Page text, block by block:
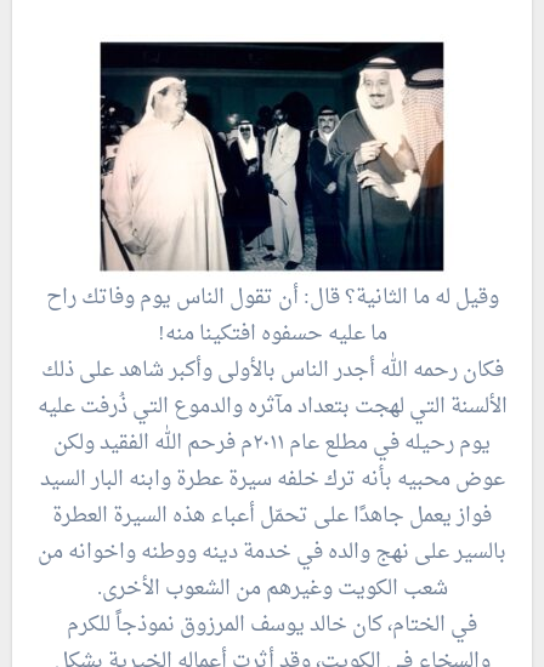
وقيل له ما الثانية؟ قال: أن تقول الناس يوم وفاتك راح
ما عليه حسفوه افتكينا منه!
فكان رحمه الله أجدر الناس بالأولى وأكبر شاهد على ذلك
الألسنة التي لهجت بتعداد مآثره والدموع التي ذُرفت عليه
يوم رحيله في مطلع عام ٢٠١١م فرحم الله الفقيد ولكن
عوض محبيه بأنه ترك خلفه سيرة عطرة وابنه البار السيد
فواز يعمل جاهدًا على تحمّل أعباء هذه السيرة العطرة
بالسير على نهج والده في خدمة دينه ووطنه واخوانه من
شعب الكويت وغيرهم من الشعوب الأخرى.
في الختام، كان خالد يوسف المرزوق نموذجاً للكرم